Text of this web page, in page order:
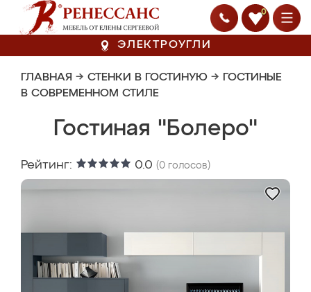
0
ЭЛЕКТРОУГЛИ
ГЛАВНАЯ → СТЕНКИ В ГОСТИНУЮ → ГОСТИНЫЕ
В СОВРЕМЕННОМ СТИЛЕ
Гостиная "Болеро"
Рейтинг: 0.0 (0 голосов)